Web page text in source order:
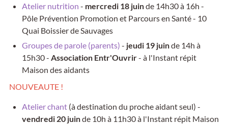
Atelier nutrition - mercredi 18 juinde 14h30 à 16h -
Pôle Prévention Promotion et Parcours en Santé - 10
Quai Boissier de Sauvages
Groupes de parole (parents) - jeudi 19 juinde 14h à
15h30 - Association Entr'Ouvrir- à l'Instant répit
Maison des aidants
NOUVEAUTE !
Atelier chant(à destination du proche aidant seul) -
vendredi 20 juinde 10h à 11h30 à l'Instant répit Maison